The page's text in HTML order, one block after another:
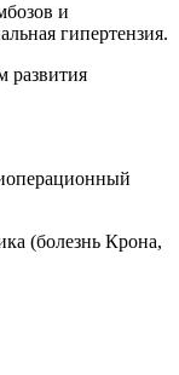
и
гипертензия.
(болезнь Крона,